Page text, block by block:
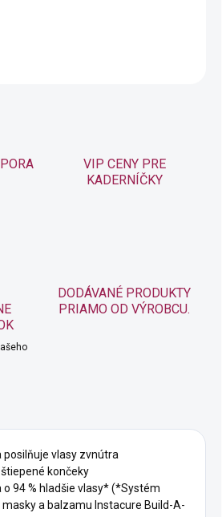
VIP CENY PRE
KADERNÍČKY
DODÁVANÉ PRODUKTY
PRIAMO OD VÝROBCU.
posilňuje vlasy zvnútra
končeky
o 94 % hladšie vlasy* (*Systém
a balzamu Instacure Build-A-